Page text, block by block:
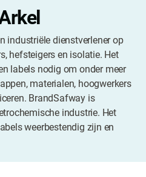
industriële dienstverlener op
hefsteigers en isolatie. Het
labels nodig om onder meer
materialen, hoogwerkers
BrandSafway is
industrie. Het
weerbestendig zijn en